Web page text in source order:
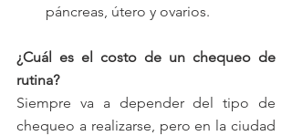
páncreas, útero y ovarios.
¿Cuál es el costo de un chequeo de
rutina?
Siempre va a depender del tipo de
chequeo a realizarse, pero en la ciudad